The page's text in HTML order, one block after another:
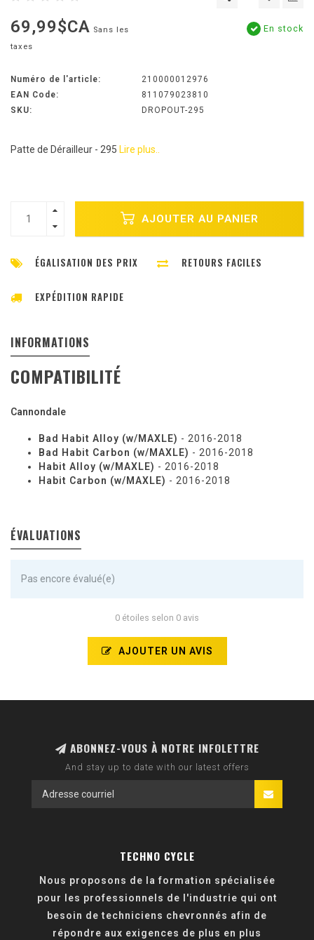
69,99$CA Sans les
taxes
En stock
Numéro de l'article:
210000012976
EAN Code:
811079023810
SKU:
DROPOUT-295
Patte de Dérailleur - 295 Lire plus..
AJOUTER AU PANIER
ÉGALISATION DES PRIX RETOURS FACILES
EXPÉDITION RAPIDE
INFORMATIONS
COMPATIBILITÉ
Cannondale
Bad Habit Alloy (w/MAXLE) - 2016-2018
Bad Habit Carbon (w/MAXLE) - 2016-2018
Habit Alloy (w/MAXLE) - 2016-2018
Habit Carbon (w/MAXLE) - 2016-2018
ÉVALUATIONS
Pas encore évalué(e)
0 étoiles selon 0 avis
AJOUTER UN AVIS
ABONNEZ-VOUS À NOTRE INFOLETTRE
And stay up to date with our latest offers
TECHNO CYCLE
Nous proposons de la formation spécialisée
pour les professionnels de l'industrie qui ont
besoin de techniciens chevronnés afin de
répondre aux exigences de plus en plus